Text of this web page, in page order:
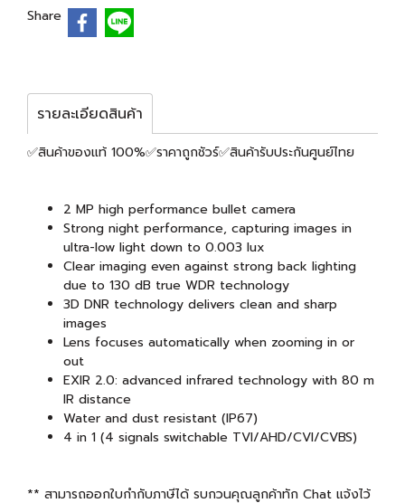
Share
รายละเอียดสินค้า
✅สินค้าของแท้ 100%✅ราคาถูกชัวร์✅สินค้ารับประกันศูนย์ไทย
2 MP high performance bullet camera
Strong night performance, capturing images in
ultra-low light down to 0.003 lux
Clear imaging even against strong back lighting
due to 130 dB true WDR technology
3D DNR technology delivers clean and sharp
images
Lens focuses automatically when zooming in or
out
EXIR 2.0: advanced infrared technology with 80 m
IR distance
Water and dust resistant (IP67)
4 in 1 (4 signals switchable TVI/AHD/CVI/CVBS)
** สามารถออกใบกำกับภาษีได้ รบกวนคุณลูกค้าทัก Chat แจ้งไว้